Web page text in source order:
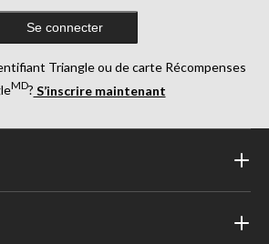
Se connecter
Triangle ou de carte Récompenses
MD? S’inscrire maintenant